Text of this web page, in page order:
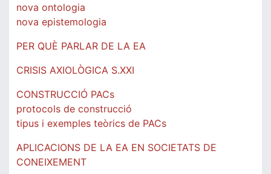
nova ontologia
nova epistemologia
PER QUÈ PARLAR DE LA EA
CRISIS AXIOLÒGICA S.XXI
CONSTRUCCIÓ PACs
protocols de construcció
tipus i exemples teòrics de PACs
APLICACIONS DE LA EA EN SOCIETATS DE
CONEIXEMENT